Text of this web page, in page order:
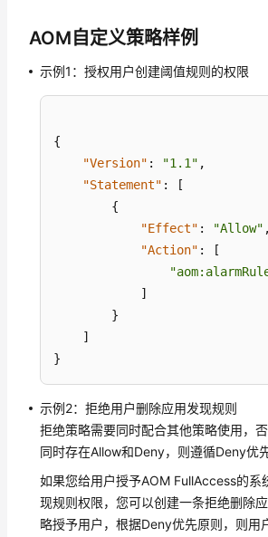
AOM自定义策略样例
示例1：授权用户创建阈值规则的权限
{
"Version" : "1.1" ,
"Statement" :
[
{
"Effect" : "Allow" ,
"Action" :
[
]
}
]
}
示例2：拒绝用户删除应用发现规则
拒绝策略需要同时配合其他策略使用，
同时存在Allow和Deny，则遵循Deny优先
如果您给用户授予AOM FullAccess的
现规则权限，您可以创建一条拒绝删除
略授予用户，根据Deny优先原则，则